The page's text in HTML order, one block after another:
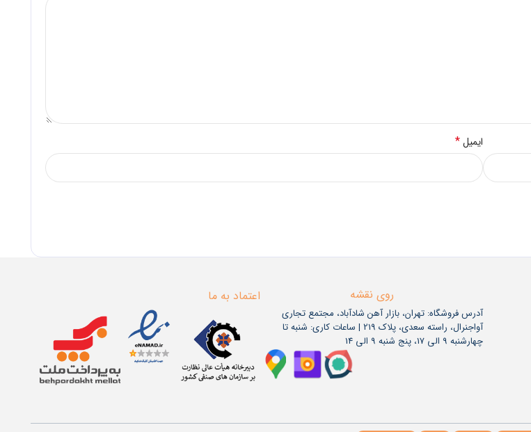
ایمیل*
روی نقشه
آدرس فروشگاه: تهران، بازار آهن شادآباد، مجتمع تجاری
آواجنرال، راسته سعدی، پلاک 219 | ساعات کاری: شنبه تا
چهارشنبه 9 الی 17، پنج شنبه 9 الی 14
اعتماد به ما